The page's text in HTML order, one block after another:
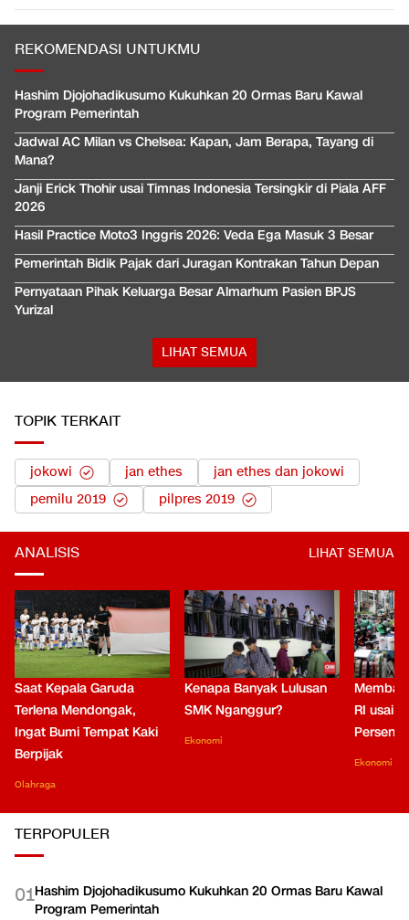
REKOMENDASI UNTUKMU
Hashim Djojohadikusumo Kukuhkan 20 Ormas Baru Kawal
Program Pemerintah
Jadwal AC Milan vs Chelsea: Kapan, Jam Berapa, Tayang di
Mana?
Janji Erick Thohir usai Timnas Indonesia Tersingkir di Piala AFF
2026
Hasil Practice Moto3 Inggris 2026: Veda Ega Masuk 3 Besar
Pemerintah Bidik Pajak dari Juragan Kontrakan Tahun Depan
Pernyataan Pihak Keluarga Besar Almarhum Pasien BPJS
Yurizal
LIHAT SEMUA
TOPIK TERKAIT
jokowi jan ethes
jan ethes dan jokowi
pemilu 2019
pilpres 2019
ANALISIS LIHAT SEMUA
Saat Kepala Garuda
Terlena Mendongak,
Ingat Bumi Tempat Kaki
Berpijak
Olahraga
Kenapa Banyak Lulusan
SMK Nganggur?
Ekonomi
RI usai
Persen
Ekonomi
TERPOPULER
01Hashim Djojohadikusumo Kukuhkan 20 Ormas Baru Kawal
Program Pemerintah